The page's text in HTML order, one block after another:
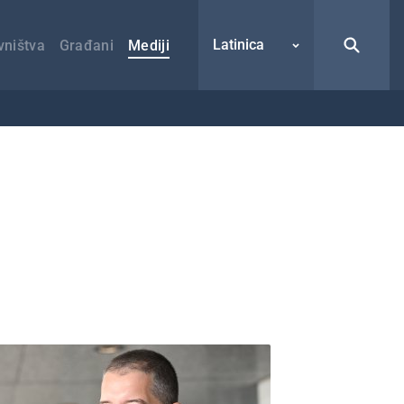
Građani Mediji Latinica